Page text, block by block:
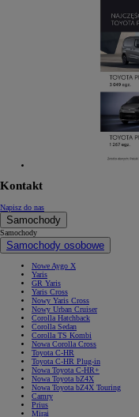
Kontakt
Napisz do nas
Samochody
Samochody
Samochody osobowe
Nowe Aygo X
Yaris
GR Yaris
Yaris Cross
Nowy Yaris Cross
Nowy Urban Cruiser
Corolla Hatchback
Corolla Sedan
Corolla TS Kombi
Nowa Corolla Cross
Toyota C-HR
Toyota C-HR Plug-in
Nowa Toyota C-HR+
Nowa Toyota bZ4X
Nowa Toyota bZ4X Touring
Camry
Prius
Mirai